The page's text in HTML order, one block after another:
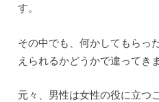
す。
その中でも、何かしてもらっ
えられるかどうかで違ってきま
元々、男性は女性の役に立つ